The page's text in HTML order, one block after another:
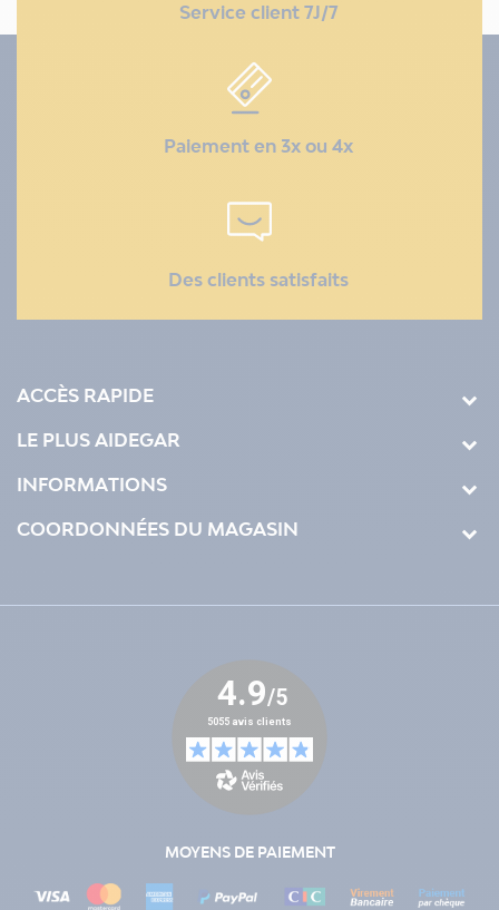
Service client 7J/7
Paiement en 3x ou 4x
Des clients satisfaits
ACCÈS RAPIDE
LE PLUS AIDEGAR
INFORMATIONS
COORDONNÉES DU MAGASIN
MOYENS DE PAIEMENT